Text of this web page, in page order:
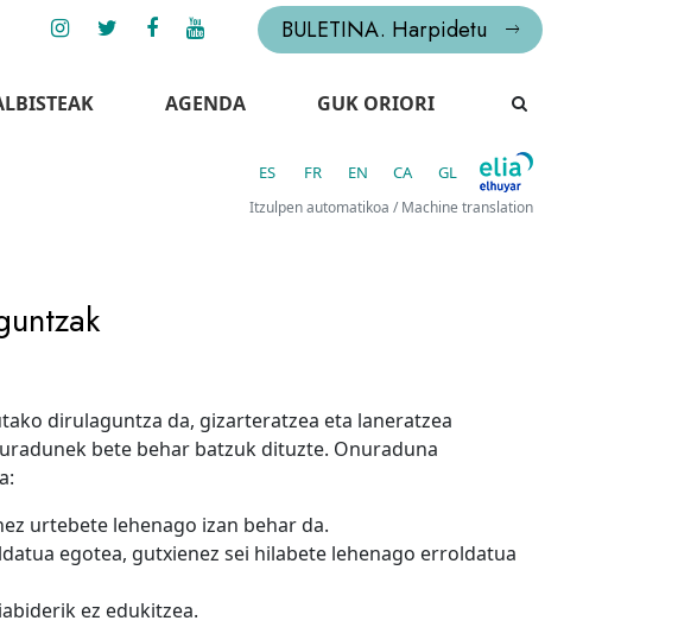
BULETINA. Harpidetu
AGENDA GUK ORIORI
ES FR EN CA GL
Itzulpen automatikoa / Machine translation
dirulaguntza da, gizarteratzea eta laneratzea
bete behar batzuk dituzte. Onuraduna
urtebete lehenago izan behar da.
egotea, gutxienez sei hilabete lehenago erroldatua
ez edukitzea.